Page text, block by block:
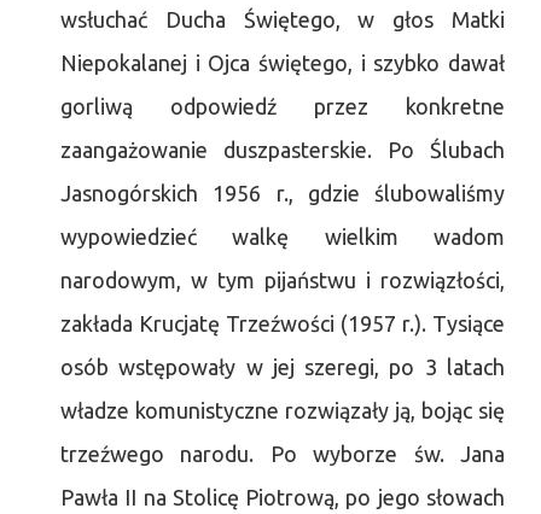
wsłuchać Ducha Świętego, w głos Matki
Niepokalanej i Ojca świętego, i szybko dawał
gorliwą odpowiedź przez konkretne
zaangażowanie duszpasterskie. Po Ślubach
Jasnogórskich 1956 r., gdzie ślubowaliśmy
wypowiedzieć walkę wielkim wadom
narodowym, w tym pijaństwu i rozwiązłości,
zakłada Krucjatę Trzeźwości (1957 r.). Tysiące
osób wstępowały w jej szeregi, po 3 latach
władze komunistyczne rozwiązały ją, bojąc się
trzeźwego narodu. Po wyborze św. Jana
Pawła II na Stolicę Piotrową, po jego słowach